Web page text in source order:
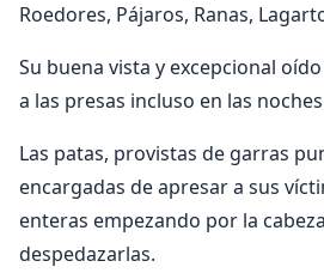
Roedores, Pájaros, Ranas,
Su buena vista y excepcional
a las presas incluso en las
Las patas, provistas de garras
encargadas de apresar a sus
enteras empezando por la
despedazarlas.